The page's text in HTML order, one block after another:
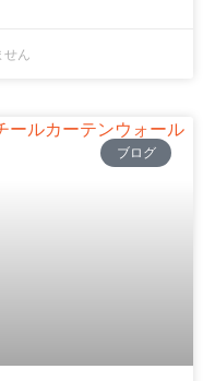
せん
ブログ